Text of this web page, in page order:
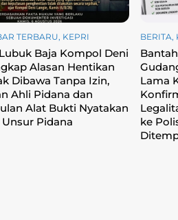
TERBARU, KEPRI
Baja Kompol Deni
Alasan Hentikan
Dibawa Tanpa Izin,
Ahli Pidana dan
Alat Bukti Nyatakan
Pidana
BERITA,
Lama
ke